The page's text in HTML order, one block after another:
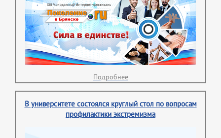
Подробнее
В университете состоялся круглый стол по вопросам
профилактики экстремизма